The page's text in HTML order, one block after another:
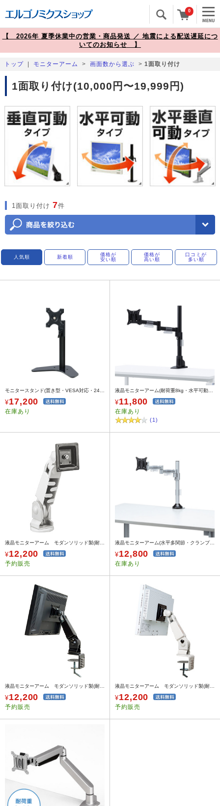
0
【 2026年 夏季休業中の営業・商品発送 ／ 地震による配送遅延につ
いてのお知らせ 】
トップ モニターアーム > 画面数から選ぶ > 1面取り付け
1面取り付け(10,000円〜19,999円)
1面取り付け 7件
人気順 新着順
価格が
安い順
価格が
高い順
口コミが
多い順
¥17,200
在庫あり
¥11,800
在庫あり
(1)
¥12,200
予約販売
液晶モニターアーム(水平多関節・クランプ式・ネジ固定・1面・H420mm・耐荷重8kg)
¥12,800
在庫あり
¥12,200
予約販売
¥12,200
予約販売